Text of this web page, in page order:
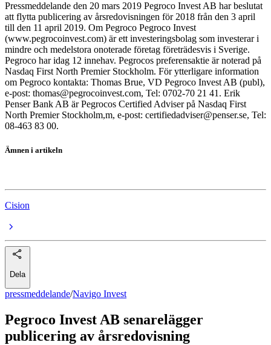
Pressmeddelande den 20 mars 2019 Pegroco Invest AB har beslutat
att flytta publicering av årsredovisningen för 2018 från den 3 april
till den 11 april 2019. Om Pegroco Pegroco Invest
(www.pegrocoinvest.com) är ett investeringsbolag som investerar i
mindre och medelstora onoterade företag företrädesvis i Sverige.
Pegroco har idag 12 innehav. Pegrocos preferensaktie är noterad på
Nasdaq First North Premier Stockholm. För ytterligare information
om Pegroco kontakta: Thomas Brue, VD Pegroco Invest AB (publ),
e-post: thomas@pegrocoinvest.com, Tel: 0702-70 21 41. Erik
Penser Bank AB är Pegrocos Certified Adviser på Nasdaq First
North Premier Stockholm,m, e-post: certifiedadviser@penser.se, Tel:
08-463 83 00.
Ämnen i artikeln
Cision
Dela
pressmeddelande/Navigo Invest
Pegroco Invest AB senarelägger
publicering av årsredovisning